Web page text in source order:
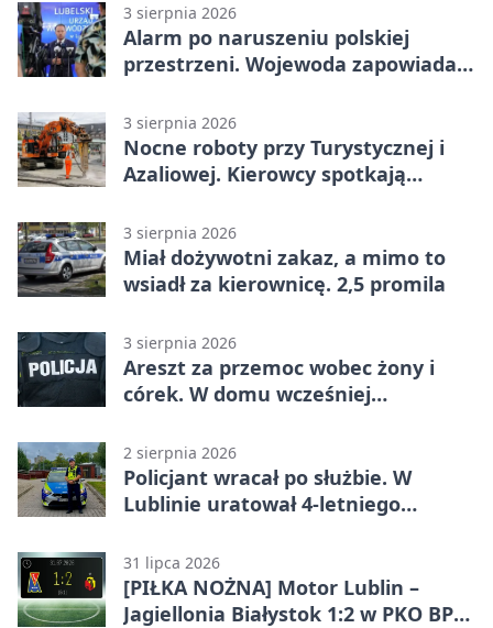
3 sierpnia 2026
Alarm po naruszeniu polskiej
przestrzeni. Wojewoda zapowiada
3 sierpnia 2026
Nocne roboty przy Turystycznej i
Azaliowej. Kierowcy spotkają
3 sierpnia 2026
Miał dożywotni zakaz, a mimo to
wsiadł za kierownicę. 2,5 promila
3 sierpnia 2026
Areszt za przemoc wobec żony i
córek. W domu wcześniej
2 sierpnia 2026
Policjant wracał po służbie. W
Lublinie uratował 4-letniego
31 lipca 2026
[PIŁKA NOŻNA] Motor Lublin –
Jagiellonia Białystok 1:2 w PKO BP